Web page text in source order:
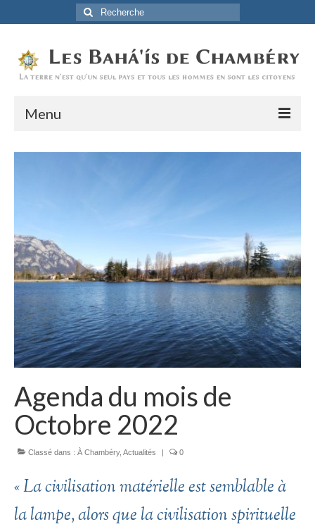
Rechercher
:
Menu
Accueil
Être Baha’i au quotidien
Un débordement d’actions
Actualités
Agenda du mois de
Octobre 2022
Classé dans : À Chambéry, Actualités | 0
« La civilisation matérielle est semblable à
la lampe, alors que la civilisation spirituelle